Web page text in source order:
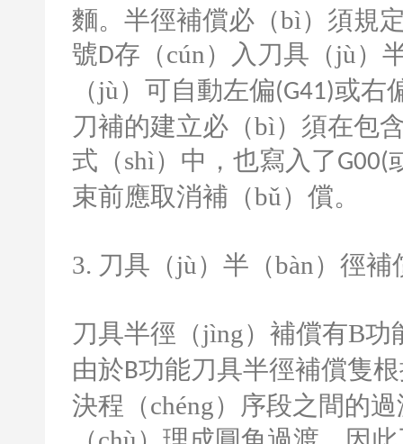
麵。半徑補償必（bì）須規
號D存（cún）入刀具（jù）
（jù）可自動左偏(G41)或右
刀補的建立必（bì）須在包
式（shì）中，也寫入了G00(
束前應取消補（bǔ）償。
3. 刀具（jù）半（bàn）徑
刀具半徑（jìng）補償有B功
由於B功能刀具半徑補償隻
決程（chéng）序段之間的